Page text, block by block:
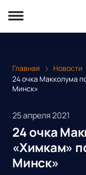
Главная
Новости
24 очка Макколума
Минск»
25 апреля 2021
24 очка
«Химкам»
Минск»